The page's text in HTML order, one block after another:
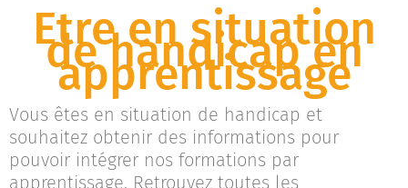
Etre en situation
de handicap en
apprentissage
Vous êtes en situation de handicap et
souhaitez obtenir des informations pour
pouvoir intégrer nos formations par
apprentissage. Retrouvez toutes les